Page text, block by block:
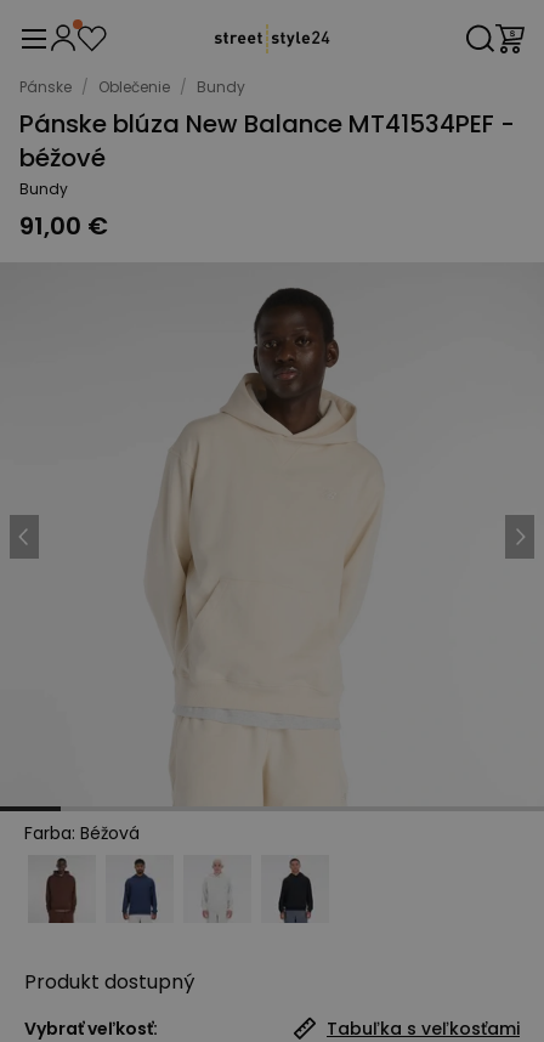
Pánske / Oblečenie / Bundy
Pánske blúza New Balance MT41534PEF -
béžové
Bundy
91,00 €
Farba: Béžová
Produkt dostupný
Vybrať veľkosť: Tabuľka s veľkosťami